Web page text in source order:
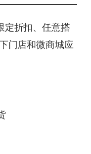
定折扣、任意搭
门店和微商城应